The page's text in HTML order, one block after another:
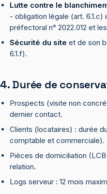
Lutte contre le
- obligation légale (art.
préfectoral n° 2022.012 et
Sécurité du site et de son
6.1.f).
4. Durée de
Prospects (visite non
dernier contact.
Clients (locataires) : durée
comptable et commerciale).
Pièces de domiciliation
relation.
Logs serveur : 12 mois